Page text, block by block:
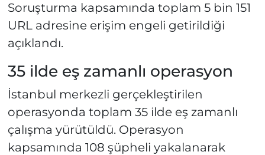
Soruşturma kapsamında toplam 5 bin 151
URL adresine erişim engeli getirildiği
açıklandı.
35 ilde eş zamanlı operasyon
İstanbul merkezli gerçekleştirilen
operasyonda toplam 35 ilde eş zamanlı
çalışma yürütüldü. Operasyon
kapsamında 108 şüpheli yakalanarak